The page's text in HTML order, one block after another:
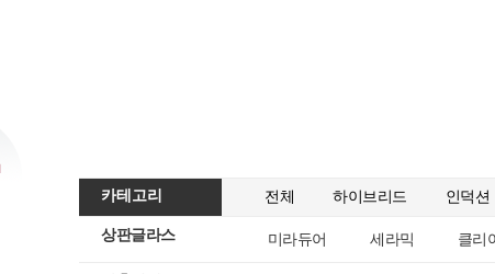
카테고리 전체 하이브리드 인덕션
상판글라스 미라듀어 세라믹 클리